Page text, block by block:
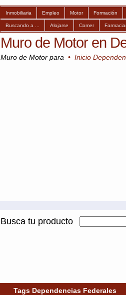
Inmobiliaria Empleo Motor Formación
Buscando a ... Alojarse Comer
Muro de Motor en
Muro de Motor para • Inicio
Busca tu producto
Tags Dependencias Federales